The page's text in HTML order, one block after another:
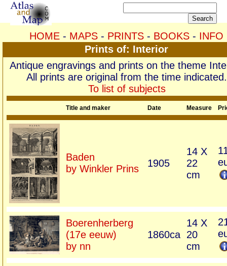
HOME - MAPS - PRINTS - BOOKS - INFO
Prints of: Interior
Antique engravings and prints on the theme
All prints are original from the time indicated.
To list of subjects
Title and maker Date Measure
Baden
by Winkler Prins
1905
14 X
22
cm
Boerenherberg
(17e eeuw)
by nn
1860ca
14 X
20
cm